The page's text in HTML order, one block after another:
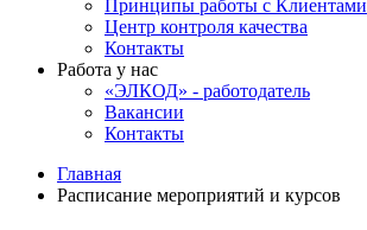
Принципы работы с Клиентами
Центр контроля качества
Контакты
Работа у нас
«ЭЛКОД» - работодатель
Вакансии
Контакты
Главная
Расписание мероприятий и курсов